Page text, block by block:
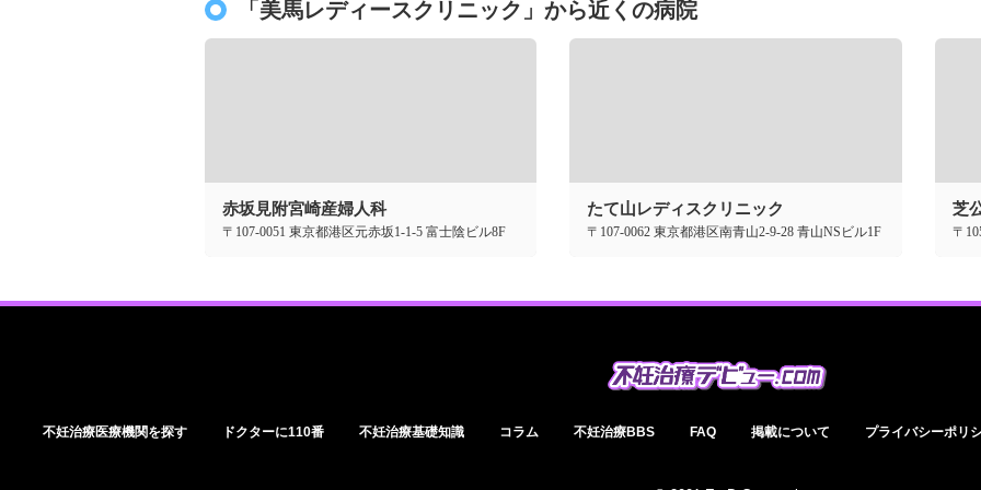
「美馬レディースクリニック」から近くの病院
赤坂見附宮崎産婦人科
〒107-0051 東京都港区元赤坂1-1-5 富士陰ビル8F
たて山レディスクリニック
〒107-0062 東京都港区南青山2-9-28 青山NSビル1F
芝
〒
不妊治療医療機関を探す ドクターに110番 不妊治療基礎知識 コラム 不妊治療BBS FAQ 掲載について プライバシーポリ